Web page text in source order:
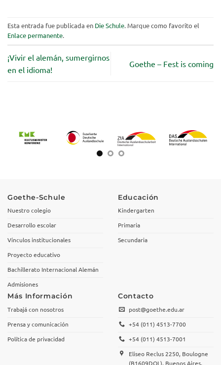
Esta entrada fue publicada en Die Schule. Marque como favorito el
Enlace permanente.
¡Vivir el alemán, sumergirnos
en el idioma!
Goethe – Fest is coming
Goethe-Schule
Nuestro colegio
Desarrollo escolar
Vínculos institucionales
Proyecto educativo
Bachillerato Internacional Alemán
Admisiones
Educación
Kindergarten
Primaria
Secundaria
Más Información
Trabajá con nosotros
Prensa y comunicación
Política de privacidad
Contacto
post@goethe.edu.ar
+54 (011) 4513-7700
+54 (011) 4513-7001
Eliseo Reclus 2250, Boulogne
(B1609DQL), Buenos Aires,